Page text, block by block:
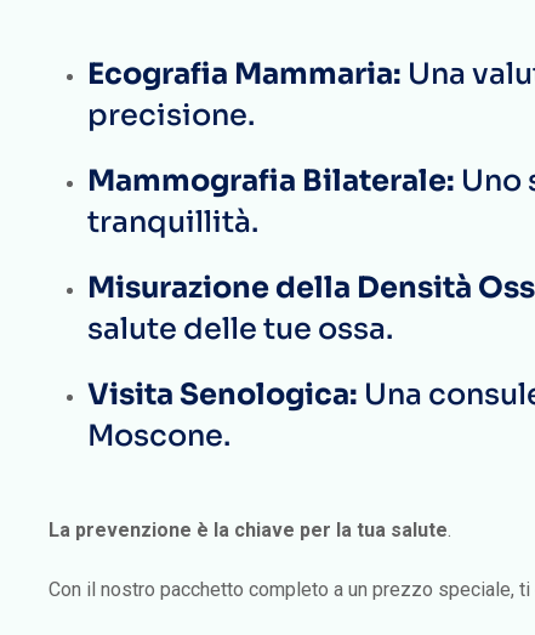
Ecografia Mammaria: Una
precisione.
Mammografia Bilaterale: Uno
tranquillità.
Misurazione della Densità
salute delle tue ossa.
Visita Senologica: Una
Moscone.
La prevenzione è la chiave per la tua salute
Con il nostro pacchetto completo a un prezzo speciale,